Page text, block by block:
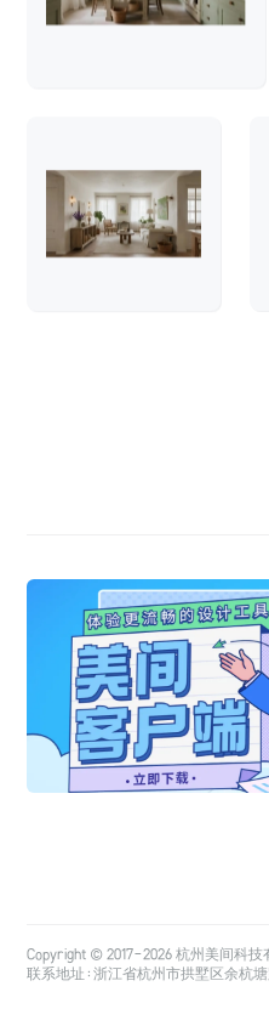
Copyright © 2017-2026杭州美间科技
联系地址：浙江省杭州市拱墅区余杭